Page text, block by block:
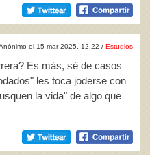
el 15 mar 2025, 12:22 / Estudios
Es más, sé de casos
les toca joderse con
la vida" de algo que